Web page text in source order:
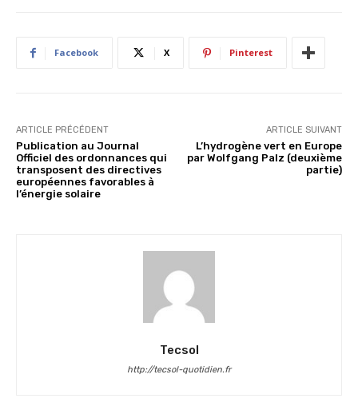
Facebook X Pinterest
ARTICLE PRÉCÉDENT
Publication au Journal
Officiel des ordonnances qui
transposent des directives
européennes favorables à
l’énergie solaire
ARTICLE SUIVANT
L’hydrogène vert en Europe
par Wolfgang Palz (deuxième
partie)
Tecsol
http://tecsol-quotidien.fr